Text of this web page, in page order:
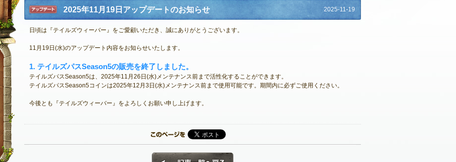
外部サービスIDでログイン
最新情報
メンテナンス
アップデ
ート
2025年11月19日アップデートのお知らせ 2025-11-19
日頃は『テイルズウィーバー』をご愛顧いただき、誠にありがとうございます。
11月19日(水)のアップデート内容をお知らせいたします。
1. テイルズパスSeason5の販売を終了しました。
テイルズパスSeason5は、2025年11月26日(水)メンテナンス前まで活性化することができます。
テイルズパスSeason5コインは2025年12月3日(水)メンテナンス前まで使用可能です。期間内に必ずご使用ください。
今後とも『テイルズウィーバー』をよろしくお願い申し上げます。